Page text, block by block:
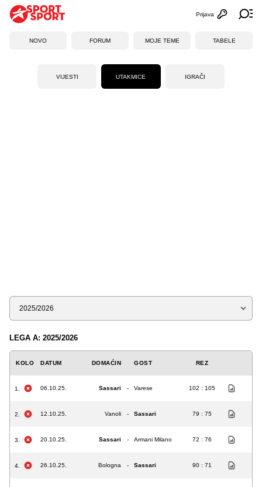
Otvori
Prijava
NOVO FORUM MOJE TEME TABELE
VIJESTI UTAKMICE IGRAČI
Sezona
LEGA A: 2025/2026
KOLO DATUM DOMAĆIN GOST REZ
1. 06.10.25. Sassari - Varese 102 : 105
2. 12.10.25. Vanoli - Sassari 79 : 75
3. 20.10.25. Sassari - Armani Milano 72 : 76
4. 26.10.25. Bologna - Sassari 90 : 71